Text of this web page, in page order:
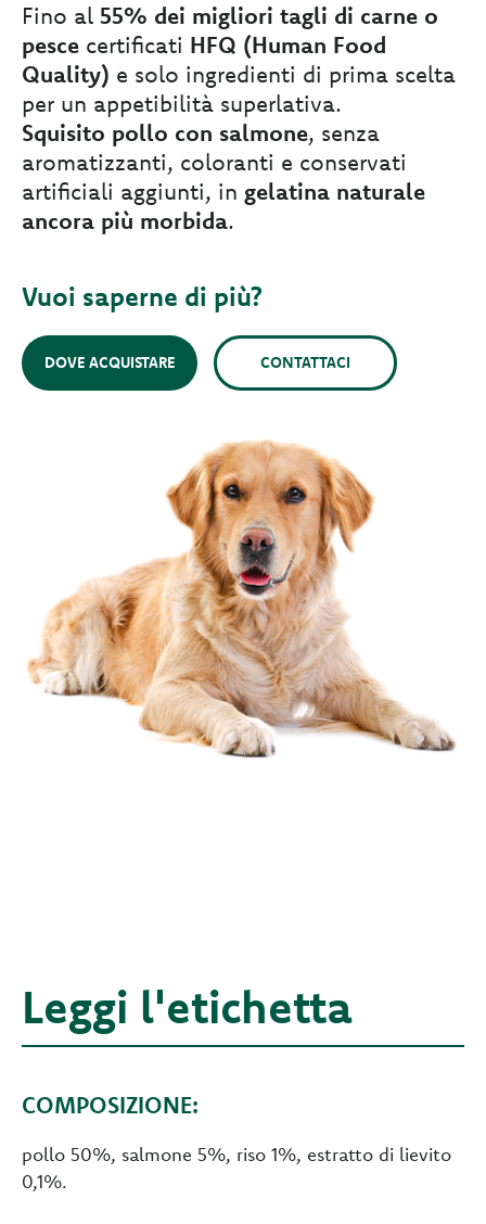
Fino al 55% dei migliori tagli di carne o
pesce certificati HFQ (Human Food
Quality) e solo ingredienti di prima scelta
per un appetibilità superlativa.
Squisito pollo con salmone, senza
aromatizzanti, coloranti e conservati
artificiali aggiunti, in gelatina naturale
ancora più morbida.
Vuoi saperne di più?
DOVE ACQUISTARE CONTATTACI
Leggi l'etichetta
COMPOSIZIONE:
pollo 50%, salmone 5%, riso 1%, estratto di lievito
0,1%.